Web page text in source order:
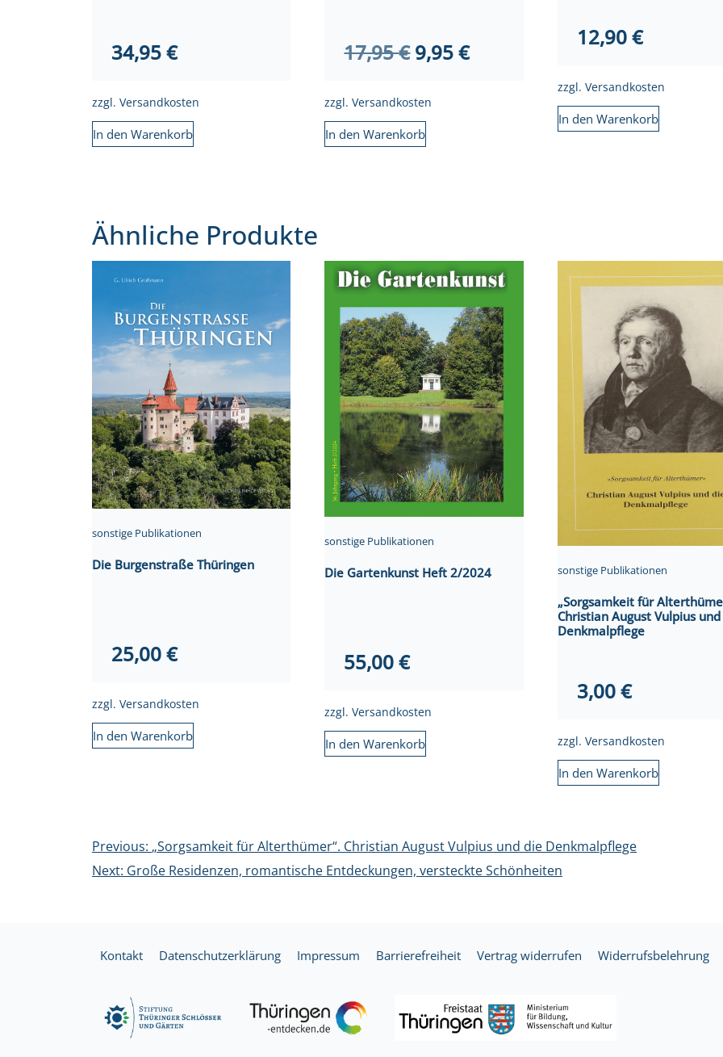
34,95€
zzgl. Versandkosten
In den Warenkorb
17,95€Ursprünglicher
war:
17,95 €
9,95€Aktueller
zzgl.Versandkosten
In den Warenkorb
12,90€
zzgl. Versandkosten
In den Warenkorb
Ähnliche Produkte
sonstige Publikationen
Die Burgenstraße Thüringen
25,00€
zzgl. Versandkosten
In den Warenkorb
sonstige Publikationen
Die Gartenkunst Heft 2/2024
55,00€
zzgl.Versandkosten
In den Warenkorb
sonstige Publikationen
„Sorgsamkeit für
Christian August Vulpius
Denkmalpflege
3,00€
zzgl. Versandkosten
In den Warenkorb
Beitragsnavigation
Previous: „Sorgsamkeit für Alterthümer“. Christian August Vulpius und die Denkmalpflege
Next: Große Residenzen, romantische Entdeckungen, versteckte Schönheiten
Kontakt Datenschutzerklärung Impressum Barrierefreiheit Vertrag widerrufen Widerrufsbelehrung